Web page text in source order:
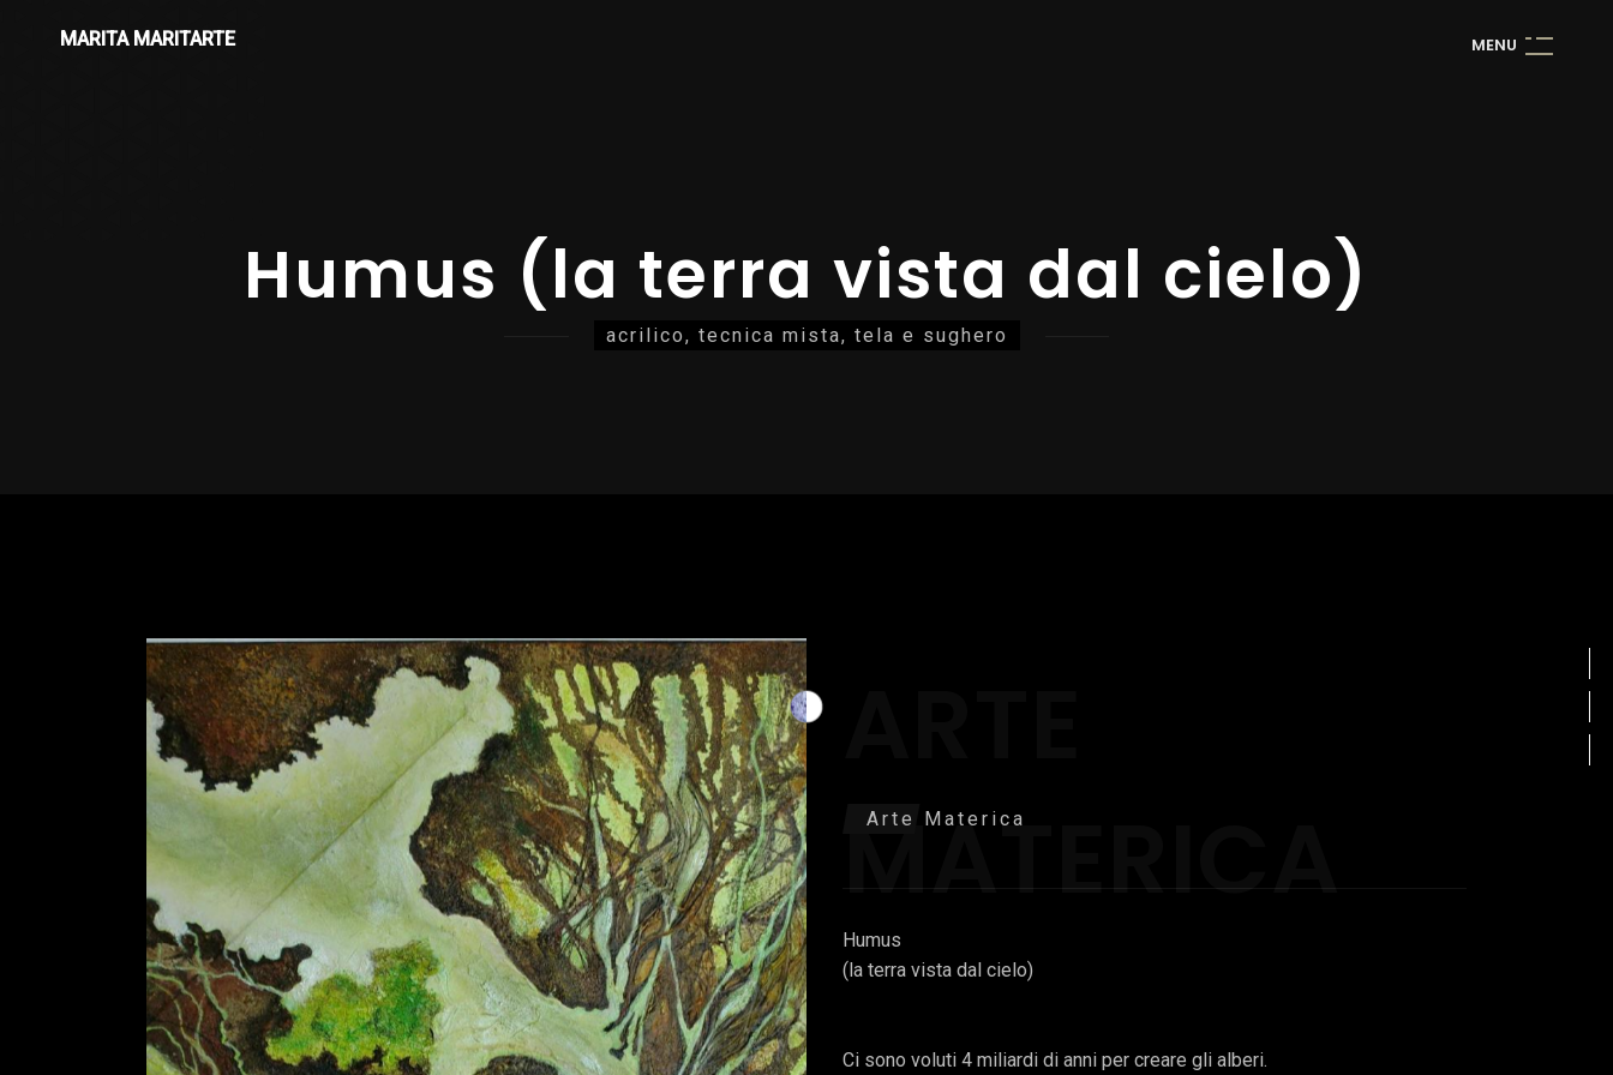
MARITA MARITARTE MENU
Humus (la terra vista dal cielo)
acrilico, tecnica mista, tela e sughero
MATERICA
Arte Materica
Humus
(la terra vista dal cielo)
Ci sono voluti 4 miliardi di anni per creare gli alberi.